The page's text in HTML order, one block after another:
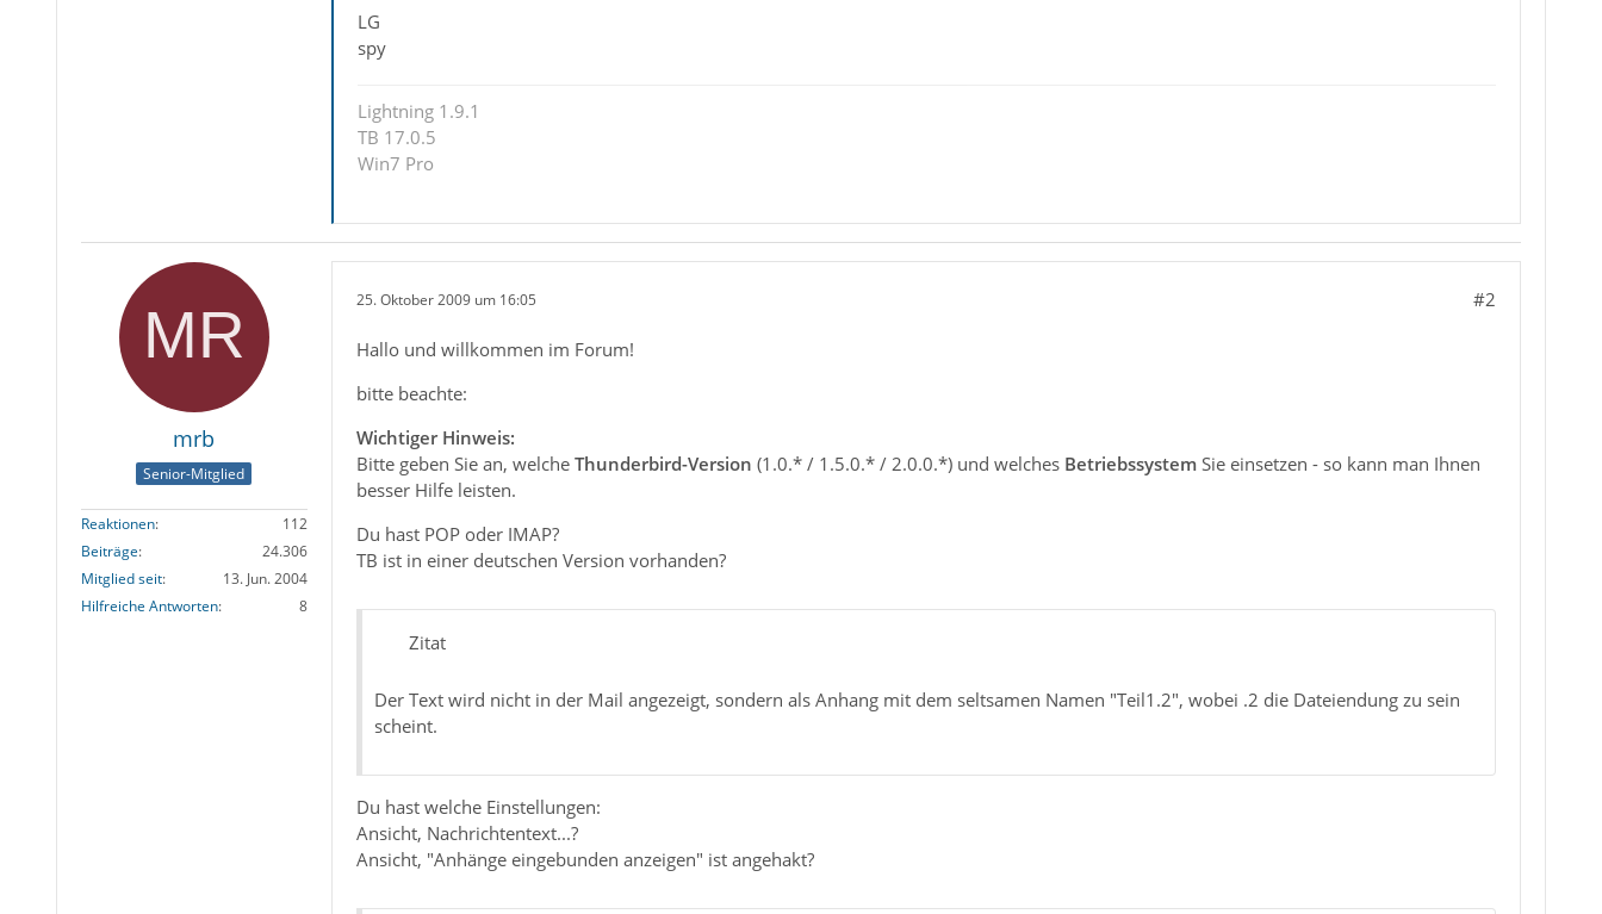
LG
spy
Lightning 1.9.1
TB 17.0.5
Win7 Pro
mrb
Senior-Mitglied
Reaktionen
112
Beiträge
24.306
Mitglied seit
13. Jun. 2004
Hilfreiche Antworten
8
25. Oktober 2009 um 16:05 #2
Hallo und willkommen im Forum!
bitte beachte:
Wichtiger Hinweis:
Bitte geben Sie an, welche Thunderbird-Version (1.0.* / 1.5.0.* / 2.0.0.*) und welches BetriebssystemSie einsetzen - so kann man Ihnen
besser Hilfe leisten.
Du hast POP oder IMAP?
TB ist in einer deutschen Version vorhanden?
Zitat
Der Text wird nicht in der Mail angezeigt, sondern als Anhang mit dem seltsamen Namen "Teil1.2", wobei .2 die Dateiendung zu sein
scheint.
Du hast welche Einstellungen:
Ansicht, Nachrichtentext...?
Ansicht, "Anhänge eingebunden anzeigen" ist angehakt?